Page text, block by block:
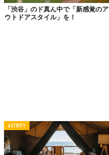
「渋谷」のド真ん中で「新感覚のア
ウトドアスタイル」を！
ACTIVITY